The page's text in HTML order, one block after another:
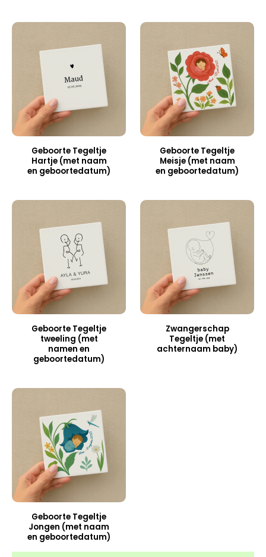
Geboorte Tegeltje
Hartje (met naam
en geboortedatum)
Geboorte Tegeltje
Meisje (met naam
en geboortedatum)
Geboorte Tegeltje
tweeling (met
namen en
geboortedatum)
Zwangerschap
Tegeltje (met
achternaam baby)
Geboorte Tegeltje
Jongen (met naam
en geboortedatum)